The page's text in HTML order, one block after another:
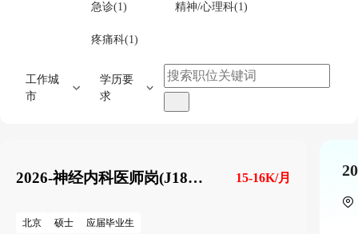
急诊(1) 精神/心理科(1)
疼痛科(1)
工作城
市
学历要
求
2026-神经内科医师岗(J18292) 15-16K/月
北京 硕士 应届毕业生